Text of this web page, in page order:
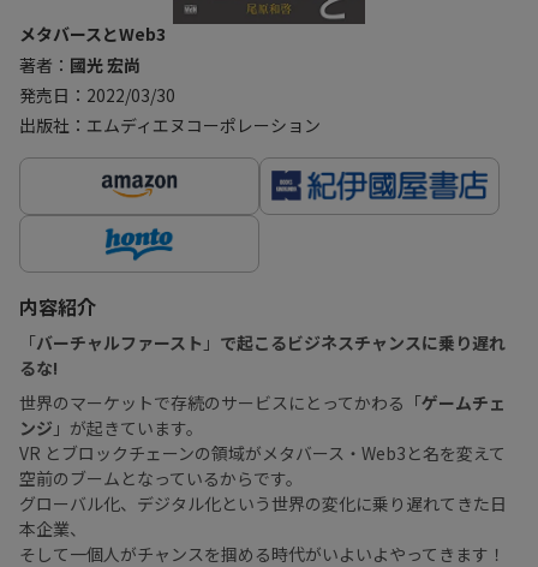
メタバースとWeb3
著者： 國光 宏尚
発売日：2022/03/30
出版社：エムディエヌコーポレーション
内容紹介
「バーチャルファースト 」 で起こるビジネスチャンスに乗り遅れ
るな!
世界のマーケットで存続のサービスにとってかわる「ゲームチェ
ンジ 」が起きています。
VR とブロックチェーンの領域がメタバース・Web3と名を変えて
空前のブームとなっているからです。
グローバル化、デジタル化という世界の変化に乗り遅れてきた日
本企業、
そして一個人がチャンスを掴める時代がいよいよやってきます！